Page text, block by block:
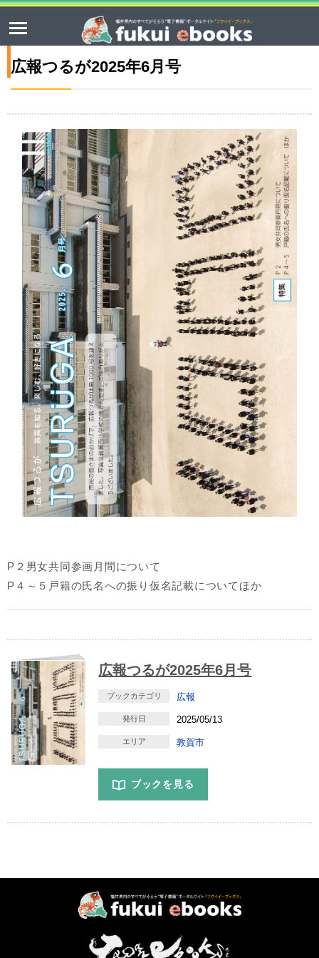
広報つるが2025年6月号
P２男女共同参画月間について
P４～５戸籍の氏名への振り仮名記載についてほか
広報つるが2025年6月号
ブックカテゴリ 広報
発行日 2025/05/13
エリア 敦賀市
ブックを見る